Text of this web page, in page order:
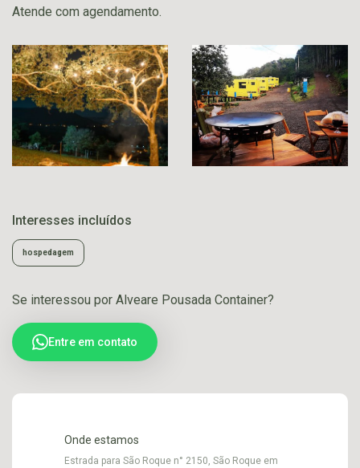
Atende com agendamento.
Interesses incluídos
hospedagem
Se interessou por Alveare Pousada Container?
Entre em contato
Onde estamos
Estrada para São Roque n° 2150, São Roque em